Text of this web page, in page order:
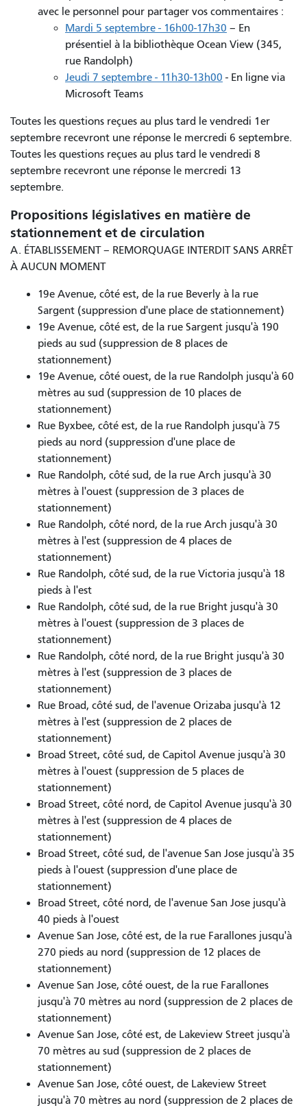
avec le personnel pour partager vos commentaires :
Mardi 5 septembre - 16h00-17h30 – En
présentiel à la bibliothèque Ocean View (345,
rue Randolph)
Jeudi 7 septembre - 11h30-13h00 - En ligne via
Microsoft Teams
Toutes les questions reçues au plus tard le vendredi 1er
septembre recevront une réponse le mercredi 6 septembre.
Toutes les questions reçues au plus tard le vendredi 8
septembre recevront une réponse le mercredi 13
septembre.
Propositions législatives en matière de
stationnement et de circulation
A. ÉTABLISSEMENT – REMORQUAGE INTERDIT SANS ARRÊT
À AUCUN MOMENT
19e Avenue, côté est, de la rue Beverly à la rue
Sargent (suppression d'une place de stationnement)
19e Avenue, côté est, de la rue Sargent jusqu'à 190
pieds au sud (suppression de 8 places de
stationnement)
19e Avenue, côté ouest, de la rue Randolph jusqu'à 60
mètres au sud (suppression de 10 places de
stationnement)
Rue Byxbee, côté est, de la rue Randolph jusqu'à 75
pieds au nord (suppression d'une place de
stationnement)
Rue Randolph, côté sud, de la rue Arch jusqu'à 30
mètres à l'ouest (suppression de 3 places de
stationnement)
Rue Randolph, côté nord, de la rue Arch jusqu'à 30
mètres à l'est (suppression de 4 places de
stationnement)
Rue Randolph, côté sud, de la rue Victoria jusqu'à 18
pieds à l'est
Rue Randolph, côté sud, de la rue Bright jusqu'à 30
mètres à l'ouest (suppression de 3 places de
stationnement)
Rue Randolph, côté nord, de la rue Bright jusqu'à 30
mètres à l'est (suppression de 3 places de
stationnement)
Rue Broad, côté sud, de l'avenue Orizaba jusqu'à 12
mètres à l'est (suppression de 2 places de
stationnement)
Broad Street, côté sud, de Capitol Avenue jusqu'à 30
mètres à l'ouest (suppression de 5 places de
stationnement)
Broad Street, côté nord, de Capitol Avenue jusqu'à 30
mètres à l'est (suppression de 4 places de
stationnement)
Broad Street, côté sud, de l'avenue San Jose jusqu'à 35
pieds à l'ouest (suppression d'une place de
stationnement)
Broad Street, côté nord, de l'avenue San Jose jusqu'à
40 pieds à l'ouest
Avenue San Jose, côté est, de la rue Farallones jusqu'à
270 pieds au nord (suppression de 12 places de
stationnement)
Avenue San Jose, côté ouest, de la rue Farallones
jusqu'à 70 mètres au nord (suppression de 2 places de
stationnement)
Avenue San Jose, côté est, de Lakeview Street jusqu'à
70 mètres au sud (suppression de 2 places de
stationnement)
Avenue San Jose, côté ouest, de Lakeview Street
jusqu'à 70 mètres au nord (suppression de 2 places de